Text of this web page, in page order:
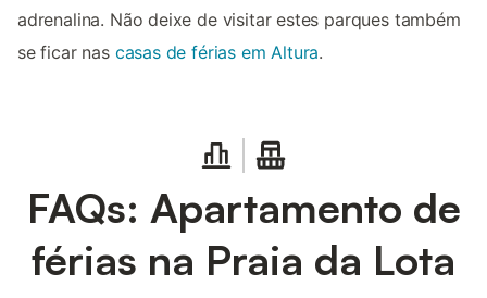
adrenalina. Não deixe de visitar estes parques também
se ficar nas casas de férias em Altura.
FAQs: Apartamento de
férias na Praia da Lota